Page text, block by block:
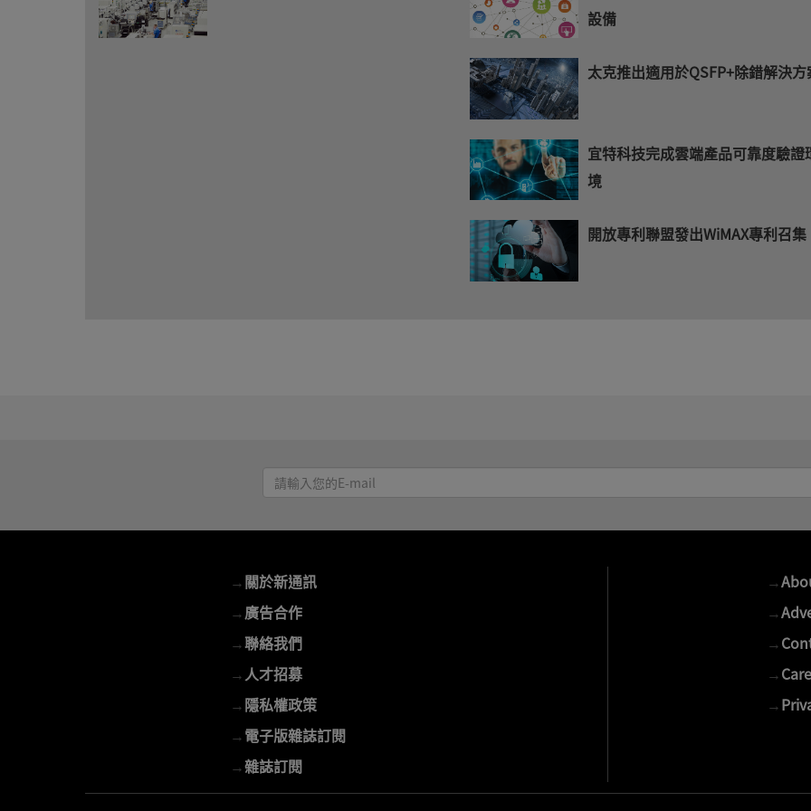
設備
太克推出適用於QSFP+除錯解決方
宜特科技完成雲端產品可靠度驗證
境
開放專利聯盟發出WiMAX專利召集
請
輸
E-
mail
→關於新通訊
→廣告合作
→聯絡我們
→人才招募
→隱私權政策
→電子版雜誌訂閱
→雜誌訂閱
→
→
→
→
→